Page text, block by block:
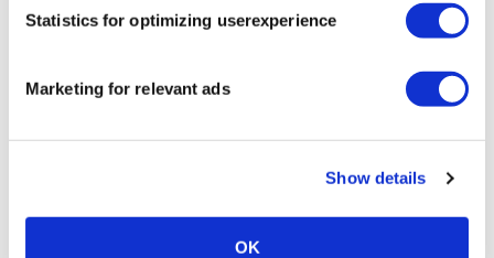
Statistics for optimizing userexperience
Marketing for relevant ads
Show details
OK
€17,95
€9,95